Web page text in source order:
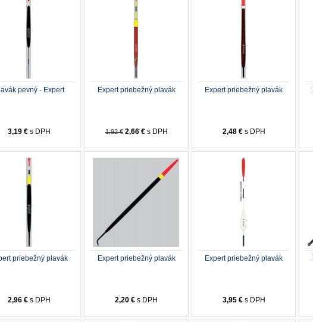
pevný - Expert
3,19 € s DPH
Expert priebežný plavák
1,92 € 2,66 € s DPH
Expert priebežný plavák
2,48 € s DPH
priebežný plavák
2,96 € s DPH
Expert priebežný plavák
2,20 € s DPH
Expert priebežný plavák
3,95 € s DPH